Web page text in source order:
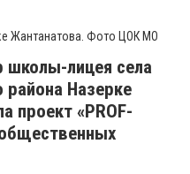
Жантанатова. Фото ЦОК МО
школы-лицея села
района Назерке
проект «PROF-